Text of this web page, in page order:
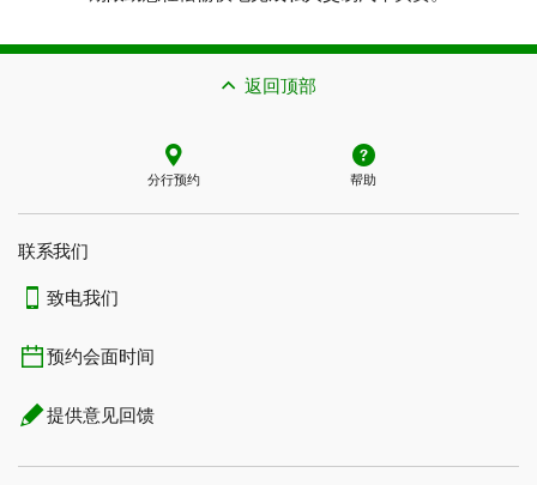
返回顶部
分行预约 帮助
联系我们​​​​​​​
致电我们
预约会面时间
提供意见回馈